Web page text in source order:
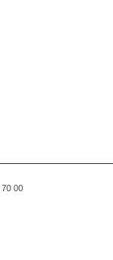
70 00